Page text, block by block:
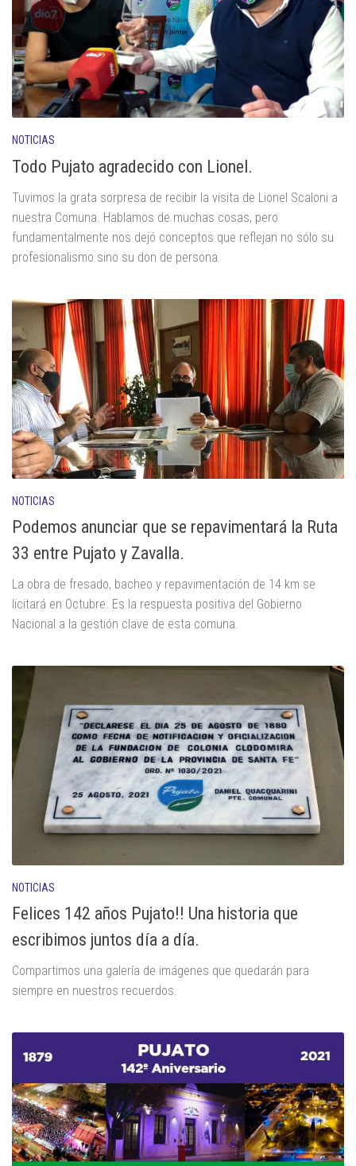
NOTICIAS
Todo Pujato agradecido con Lionel.
Tuvimos la grata sorpresa de recibir la visita de Lionel Scaloni a
nuestra Comuna. Hablamos de muchas cosas, pero
fundamentalmente nos dejó conceptos que reflejan no sólo su
profesionalismo sino su don de persona.
NOTICIAS
Podemos anunciar que se repavimentará la Ruta
33 entre Pujato y Zavalla.
La obra de fresado, bacheo y repavimentación de 14 km se
licitará en Octubre. Es la respuesta positiva del Gobierno
Nacional a la gestión clave de esta comuna.
NOTICIAS
Felices 142 años Pujato!! Una historia que
escribimos juntos día a día.
Compartimos una galería de imágenes que quedarán para
siempre en nuestros recuerdos.